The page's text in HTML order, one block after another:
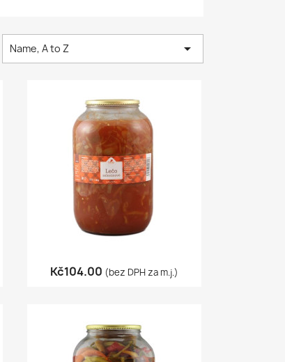
Name, A to Z 
Quick view
Kč104.00 (bez DPH za m.j.)